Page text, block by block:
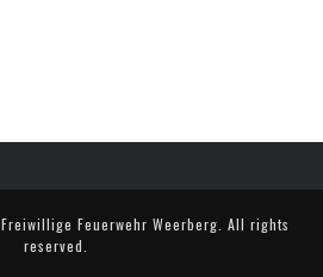
Freiwillige Feuerwehr Weerberg . All rights
reserved.